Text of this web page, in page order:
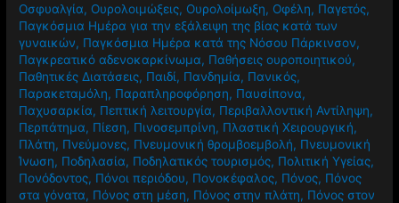
Οσφυαλγία, Ουρολοιμώξεις, Ουρολοίμωξη, Οφέλη, Παγετός,
Παγκόσμια Ημέρα για την εξάλειψη της βίας κατά των
γυναικών, Παγκόσμια Ημέρα κατά της Νόσου Πάρκινσον,
Παγκρεατικό αδενοκαρκίνωμα, Παθήσεις ουροποιητικού,
Παθητικές Διατάσεις, Παιδί, Πανδημία, Πανικός,
Παρακεταμόλη, Παραπληροφόρηση, Παυσίπονα,
Παχυσαρκία, Πεπτική λειτουργία, Περιβαλλοντική Αντίληψη,
Περπάτημα, Πίεση, Πινοσεμπρίνη, Πλαστική Χειρουργική,
Πλάτη, Πνεύμονες, Πνευμονική θρομβοεμβολή, Πνευμονική
Ίνωση, Ποδηλασία, Ποδηλατικός τουρισμός, Πολιτική Υγείας,
Πονόδοντος, Πόνοι περιόδου, Πονοκέφαλος, Πόνος, Πόνος
στα γόνατα, Πόνος στη μέση, Πόνος στην πλάτη, Πόνος στον